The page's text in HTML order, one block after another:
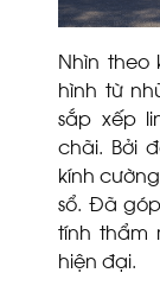
Nhìn theo
hình từ
sắp xếp
chãi. Bởi
kính
sổ. Đã
tính thẩm
hiện đại.